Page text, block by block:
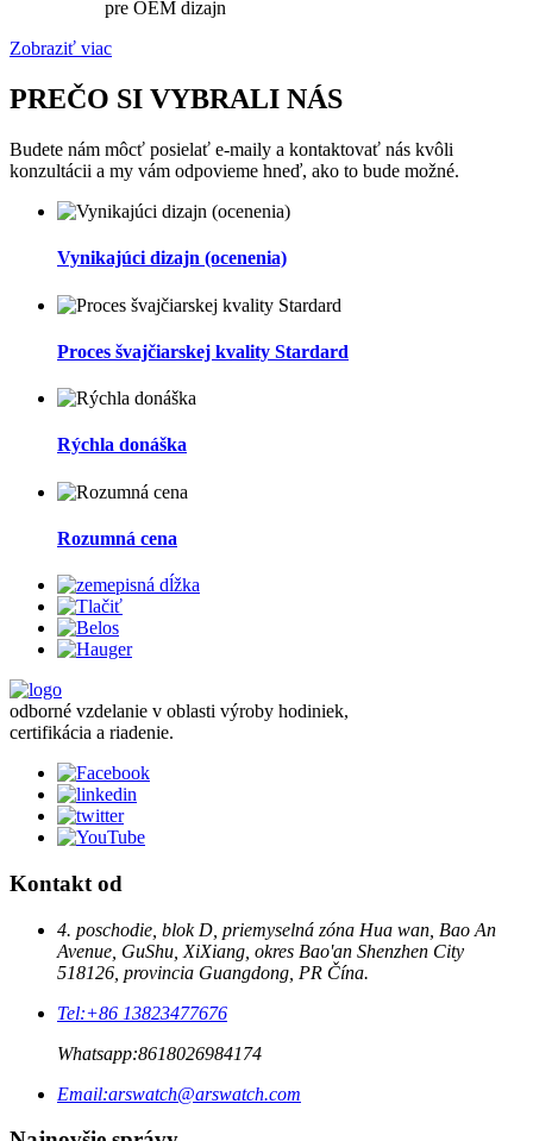
pre OEM dizajn
Zobraziť viac
PREČO SI VYBRALI NÁS
Budete nám môcť posielať e-maily a kontaktovať nás kvôli
konzultácii a my vám odpovieme hneď, ako to bude možné.
Vynikajúci dizajn (ocenenia)
Proces švajčiarskej kvality Stardard
Rýchla donáška
Rozumná cena
odborné vzdelanie v oblasti výroby hodiniek,
certifikácia a riadenie.
Kontakt od
4. poschodie, blok D, priemyselná zóna Hua wan, Bao An
Avenue, GuShu, XiXiang, okres Bao'an Shenzhen City
518126, provincia Guangdong, PR Čína.
Tel:+86 13823477676
Whatsapp:8618026984174
Email:arswatch@arswatch.com